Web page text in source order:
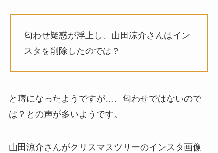
匂わせ疑惑が浮上し、山田涼介さんはイン
スタを削除したのでは？
と噂になったようですが…、匂わせではないので
は？との声が多いようです。
山田涼介さんがクリスマスツリーのインスタ画像